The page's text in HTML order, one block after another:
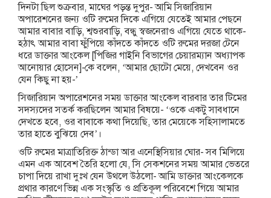
দিনটা ছিল শুক্রবার, মাঘের পড়ন্ত দুপুর- আমি সিজারিয়ান
অপারেশনের জন্য ওটি রুমের দিকে এগিয়ে যেতেই আমার পেছনে
আমার বাবার বাড়ি, শ্বশুরবাড়ি, বন্ধু স্বজনেরাও এগিয়ে যেতে থাকে-
হঠাৎ আমার বাবা ফুঁপিয়ে কাঁদতে কাঁদতে ওটি রুমের দরজা টেনে
ধরে ডাক্তার আংকেল [পিজির গাইনি বিভাগের চেয়ারম্যান অধ্যাপক
আনোয়ার হোসেন]-কে বলেন, ‘আমার ছোটো মেয়ে, দেখবেন ওর
যেন কিছু না হয়-’
সিজারিয়ান অপারেশনের সময় ডাক্তার আংকেল বারবার তার টিমের
সদস্যদের সতর্ক করছিলেন আমার বিষয়ে- ‘ওকে একটু সাবধানে
দেখতে হবে, ওর বাবাকে কথা দিয়েছি, তার মেয়েকে সহিসালামতে
তার হাতে বুঝিয়ে দেব’।
ওটি রুমের মাত্রাতিরিক্ত ঠান্ডা আর এনেস্থিসিয়ার ঘোর- সব মিলিয়ে
এমন এক আবেশ তৈরি হলো যে, সি সেকশনের সময় আমার ভেতরে
চাপা দিয়ে রাখা দুঃখ যেন উথলে উঠলো- আমি ডাক্তার আংকেলকে
প্রথার কারণে ভিন্ন এক সংস্কৃতি ও প্রতিকূল পরিবেশে গিয়ে আমার